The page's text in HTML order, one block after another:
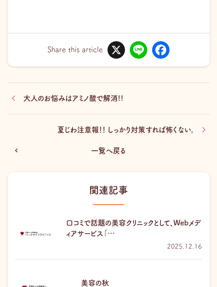
Share this article
X L
ne
o
大人のお悩みはアミノ酸で解消!!
一覧へ戻る
夏じわ注意報！！ しっかり対策すれば怖くない。
関連記事
口コミで話題の美容クリニックとして、Webメデ
ィアサービス「…
2025.12.16
美容の秋